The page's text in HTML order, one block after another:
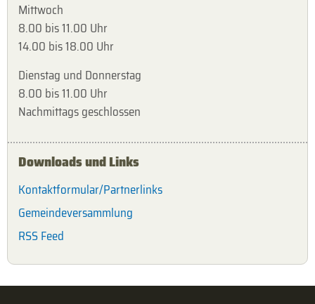
Mittwoch
8.00 bis 11.00 Uhr
14.00 bis 18.00 Uhr
Dienstag und Donnerstag
8.00 bis 11.00 Uhr
Nachmittags geschlossen
Downloads und Links
Kontaktformular/Partnerlinks
Gemeindeversammlung
RSS Feed